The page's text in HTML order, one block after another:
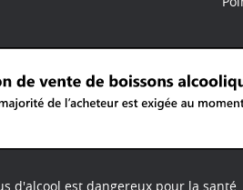
d'alcool est dangereux pour la santé.